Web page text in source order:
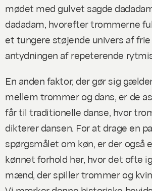
mødet med gulvet sagde
dadadam, hvorefter trommerne
et tungere støjende univers af
antydningen af repeterende
En anden faktor, der gør sig
mellem trommer og dans, er de
får til traditionelle danse, hvor
dikterer dansen. For at drage en
spørgsmålet om køn, er der også
kønnet forhold her, hvor det ofte
mænd, der spiller trommer og